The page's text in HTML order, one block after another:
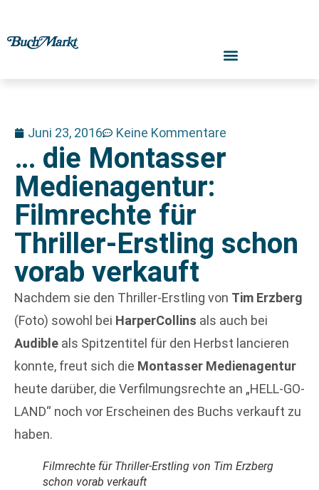
Juni 23, 2016 Keine Kommentare
… die Montasser
Medienagentur:
Filmrechte für
Thriller-Erstling schon
vorab verkauft
Nachdem sie den Thriller-Erstling von Tim Erzberg
(Foto) sowohl bei HarperCollins als auch bei
Audible als Spitzentitel für den Herbst lancieren
konnte, freut sich die Montasser Medienagentur
heute darüber, die Verfilmungsrechte an „HELL-GO-
LAND“ noch vor Erscheinen des Buchs verkauft zu
haben.
Filmrechte für Thriller-Erstling von Tim Erzberg
schon vorab verkauft